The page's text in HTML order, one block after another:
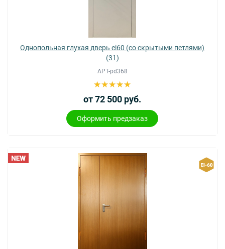
Однопольная глухая дверь ei60 (со скрытыми петлями)
(31)
АРТ-pd368
от 72 500 руб.
Оформить предзаказ